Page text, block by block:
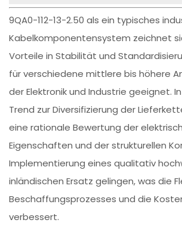
9QA0-112-13-2.50 als ein typisches
Kabelkomponentensystem zeichnet
Vorteile in Stabilität und
für verschiedene mittlere bis höhere
der Elektronik und Industrie geeignet.
Trend zur Diversifizierung der
eine rationale Bewertung der
Eigenschaften und der strukturellen
Implementierung eines qualitativ
inländischen Ersatz gelingen, was die
Beschaffungsprozesses und die
verbessert.